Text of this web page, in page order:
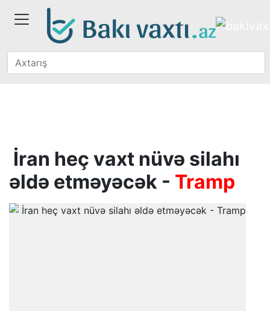
İran heç vaxt nüvə silahı
əldə etməyəcək - Tramp